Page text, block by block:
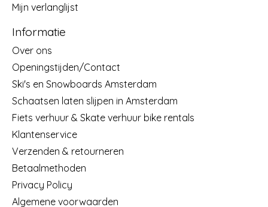
Mijn verlanglijst
Informatie
Over ons
Openingstijden/Contact
Ski's en Snowboards Amsterdam
Schaatsen laten slijpen in Amsterdam
Fiets verhuur & Skate verhuur bike rentals
Klantenservice
Verzenden & retourneren
Betaalmethoden
Privacy Policy
Algemene voorwaarden